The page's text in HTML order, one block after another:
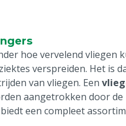
hoe vervelend vliegen
verspreiden. Het is
van vliegen. Een
aangetrokken door
een compleet